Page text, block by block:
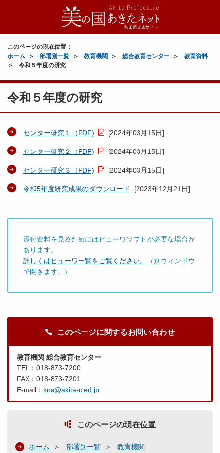
このページの現在位置：
ホーム
部署別一覧 教育機関 総合教育センター
教育資料
令和５年度の研究
令和５年度の研究
センター研究１（PDF) [2024年03月15日]
センター研究２（PDF) [2024年03月15日]
センター研究３（PDF) [2024年03月15日]
令和5年度研究成果のダウンロード [2023年12月21日]
添付資料を見るためにはビューワソフトが必要な場合が
あります。
詳しくはビューワ一覧をご覧ください。
（別ウィンドウ
で開きます。）
このページに関するお問い合わせ
教育機関 総合教育センター
TEL：018-873-7200
FAX：018-873-7201
E-mail： kna@akita-c.ed.jp
このページの現在位置
ホーム 部署別一覧
教育機関